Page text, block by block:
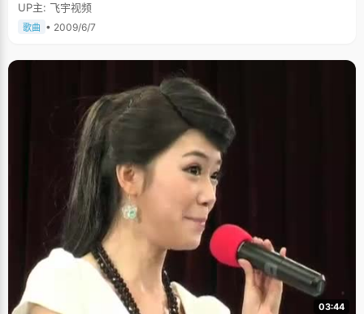
UP主: 飞宇视频
歌曲 • 2009/6/7
03:44